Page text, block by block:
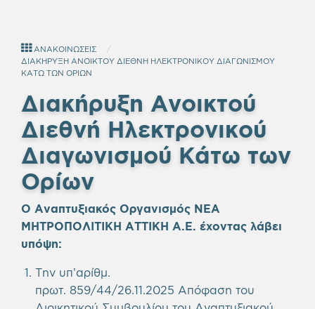
ΑΝΑΚΟΙΝΩΣΕΙΣ
ΔΙΑΚΗΡΥΞΗ ΑΝΟΙΚΤΟΥ ΔΙΕΘΝΗ ΗΛΕΚΤΡΟΝΙΚΟΥ ΔΙΑΓΩΝΙΣΜΟΥ
ΚΑΤΩ ΤΩΝ ΟΡΙΩΝ
Διακήρυξη Ανοικτού
Διεθνή Ηλεκτρονικού
Διαγωνισμού Κάτω των
Ορίων
Ο Αναπτυξιακός Οργανισμός ΝΕΑ
ΜΗΤΡΟΠΟΛΙΤΙΚΗ ΑΤΤΙΚΗ Α.Ε. έχοντας λάβει
υπόψη:
Την υπ’αρίθμ.
πρωτ. 859/44/26.11.2025 Απόφαση του